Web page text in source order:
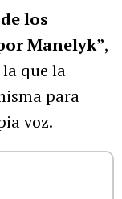
los
Manelyk”,
que la
para
voz.